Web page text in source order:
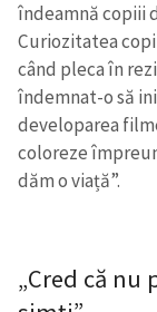
îndeamnă copiii
Curiozitatea
când pleca în
îndemnat-o să
developarea
coloreze
dăm o viață”.
„Cred că nu
ȘTIREA
Titlu+